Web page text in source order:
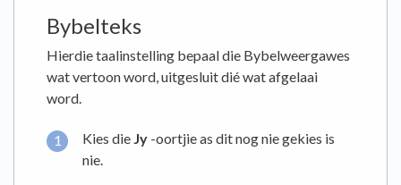
Bybelteks
Hierdie taalinstelling bepaal die Bybelweergawes
wat vertoon word, uitgesluit dié wat afgelaai
word.
Kies die Jy -oortjie as dit nog nie gekies is
nie.